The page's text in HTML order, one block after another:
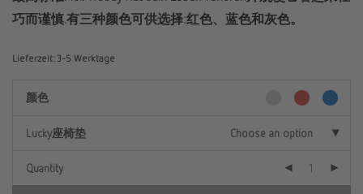
巧而谨慎.有三种颜色可供选择:红色、蓝色和灰色。
Lieferzeit:3-5 Werktage
颜色
Lucky座椅垫 Choose an option
Quantity